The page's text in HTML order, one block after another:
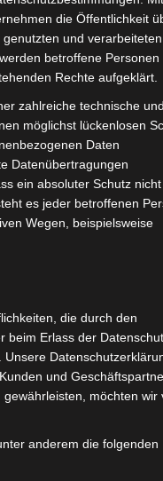
VSM
Bewertet
0
269,00
VSM
die Öffentlichkeit
und verarbeiteten
betroffene Personen
Rechte aufgeklärt.
zahlreiche technische und
möglichst lückenlosen
Daten
Datenübertragungen
ein absoluter Schutz nicht
es jeder betroffenen
Wegen, beispielsweise
die durch den
beim Erlass der
und
möchten wir
anderem die folgenden